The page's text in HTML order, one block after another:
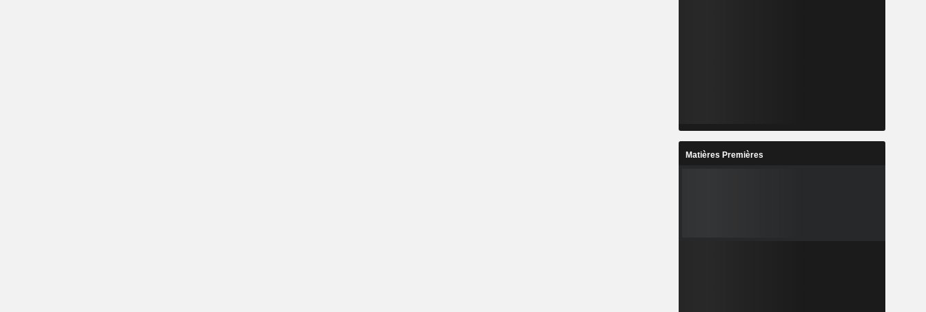
Matières Premières